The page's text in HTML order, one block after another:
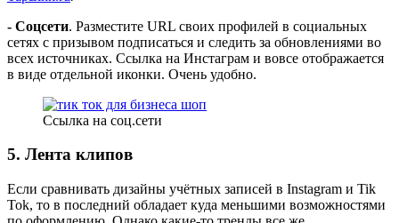
- Соцсети. Разместите URL своих профилей в социальных
сетях с призывом подписаться и следить за обновлениями во
всех источниках. Ссылка на Инстаграм и вовсе отображается
в виде отдельной иконки. Очень удобно.
Ссылка на соц.сети
5. Лента клипов
Если сравнивать дизайны учётных записей в Instagram и Tik
Tok, то в последний обладает куда меньшими возможностями